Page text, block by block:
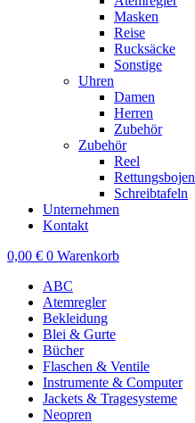
Masken
Reise
Rucksäcke
Sonstige
Uhren
Damen
Herren
Zubehör
Zubehör
Reel
Rettungsbojen
Schreibtafeln
Unternehmen
Kontakt
0,00 € 0 Warenkorb
ABC
Atemregler
Bekleidung
Blei & Gurte
Bücher
Flaschen & Ventile
Instrumente & Computer
Jackets & Tragesysteme
Neopren